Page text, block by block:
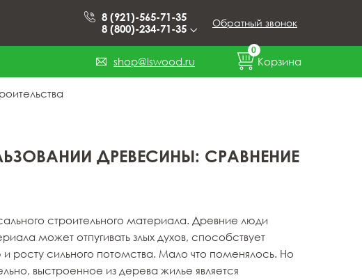
8 (921)-565-71-35
8 (800)-234-71-35
Обратный звонок
shop@lswood.ru
0
Корзина
ДРЕВЕСИНЫ: СРАВНЕНИЕ
строительного материала. Древние люди
может отпугивать злых духов, способствует
сильного потомства. Мало что поменялось. Но
выстроенное из дерева жилье является